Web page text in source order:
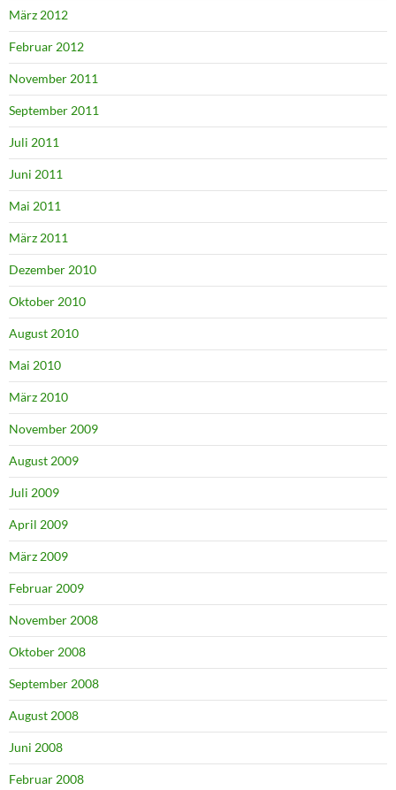
März 2012
Februar 2012
November 2011
September 2011
Juli 2011
Juni 2011
Mai 2011
März 2011
Dezember 2010
Oktober 2010
August 2010
Mai 2010
März 2010
November 2009
August 2009
Juli 2009
April 2009
März 2009
Februar 2009
November 2008
Oktober 2008
September 2008
August 2008
Juni 2008
Februar 2008